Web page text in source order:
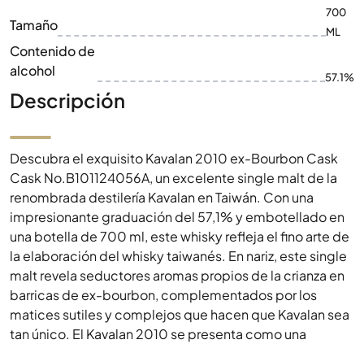
Tamaño
700
ML
Contenido de
alcohol
57.1%
Descripción
Descubra el exquisito Kavalan 2010 ex-Bourbon Cask
Cask No.B101124056A, un excelente single malt de la
renombrada destilería Kavalan en Taiwán. Con una
impresionante graduación del 57,1% y embotellado en
una botella de 700 ml, este whisky refleja el fino arte de
la elaboración del whisky taiwanés. En nariz, este single
malt revela seductores aromas propios de la crianza en
barricas de ex-bourbon, complementados por los
matices sutiles y complejos que hacen que Kavalan sea
tan único. El Kavalan 2010 se presenta como una